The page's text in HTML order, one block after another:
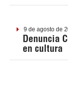
9 de agosto de
Denuncia
en cultura